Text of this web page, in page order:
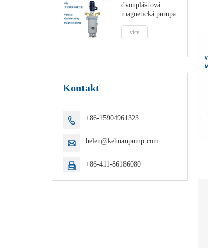
dvouplášťová
magnetická pumpa
více
Kontakt
 +86-15904961323
 helen@kehuanpump.com
 +86-411-86186080